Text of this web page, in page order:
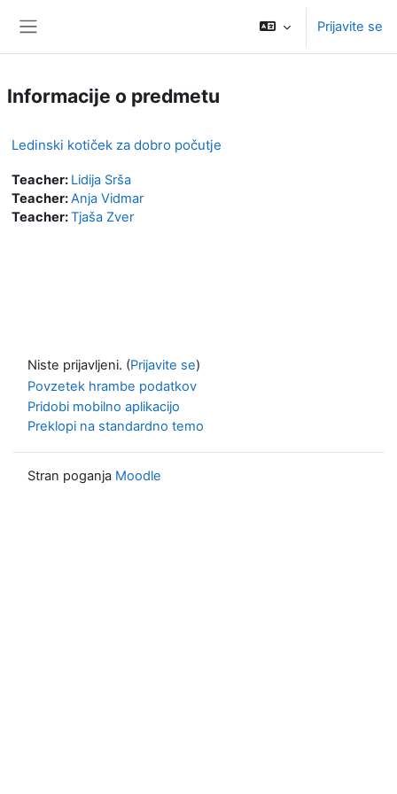
Prijavite se
Informacije o predmetu
Ledinski kotiček za dobro počutje
Teacher: Lidija Srša
Teacher:Anja Vidmar
Teacher:Tjaša Zver
Niste prijavljeni. (Prijavite se)
Povzetek hrambe podatkov
Pridobi mobilno aplikacijo
Preklopi na standardno temo
Stran poganja Moodle